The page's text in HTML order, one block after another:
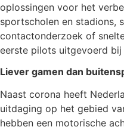
oplossingen voor het
sportscholen en stadions,
contactonderzoek of
eerste pilots uitgevoerd
Liever gamen dan
Naast corona heeft
uitdaging op het gebied
hebben een motorische